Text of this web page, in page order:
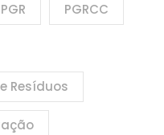
PGR PGRCC
Resíduos